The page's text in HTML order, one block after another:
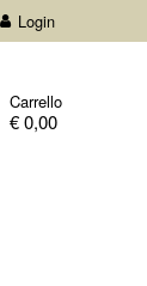
Login
Carrello
€ 0,00